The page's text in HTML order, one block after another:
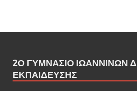
2Ο ΓΥΜΝΆΣΙΟ ΙΩΑΝΝΊΝΩΝ
ΕΚΠΑΊΔΕΥΣΗΣ